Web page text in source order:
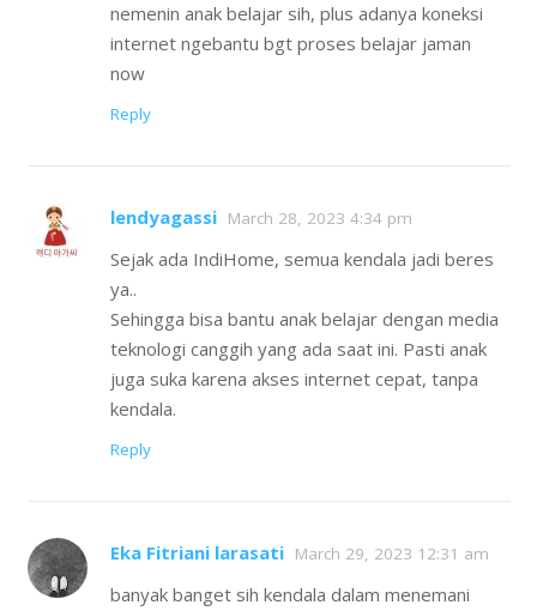
nemenin anak belajar sih, plus adanya koneksi
internet ngebantu bgt proses belajar jaman
now
Reply
lendyagassi March 28, 2023 4:34 pm
Sejak ada IndiHome, semua kendala jadi beres
ya..
Sehingga bisa bantu anak belajar dengan media
teknologi canggih yang ada saat ini. Pasti anak
juga suka karena akses internet cepat, tanpa
kendala.
Reply
Eka Fitriani larasati March 29, 2023 12:31 am
banyak banget sih kendala dalam menemani